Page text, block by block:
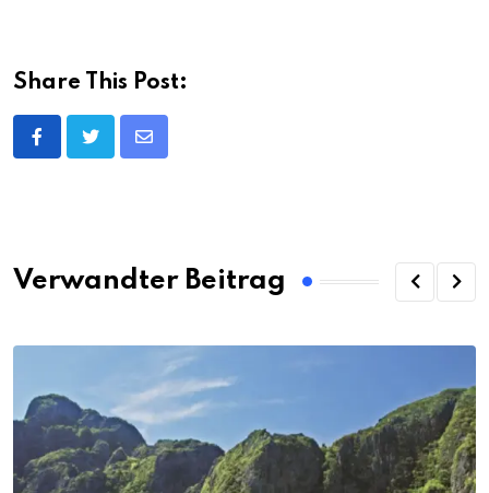
Share This Post:
Share
Verwandter Beitrag